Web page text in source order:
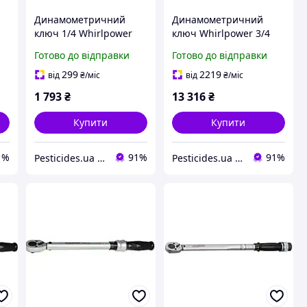
Динамометричний
ключ 1/4 Whirlpower
професійний
високоточний
монтажу
Готово до відправки
від 299 ₴/міс
1 793 ₴
Купити
Pesticides.ua - Аграрна продукція і не тільки !!! 91%
Динамометричний
ключ Whirlpower 3/4
професійний
інструмент діапазон
1063
Готово до відправки
від 2219₴/міс
13 316₴
Купити
Pesticides.ua - Аграрна продукція і не тільки !!! 91%